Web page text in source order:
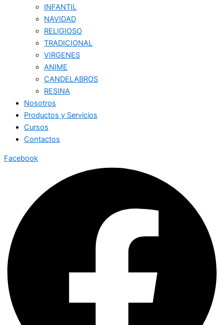
INFANTIL
NAVIDAD
RELIGIOSO
TRADICIONAL
VIRGENES
ANIME
CANDELABROS
RESINA
Nosotros
Productos y Servicios
Cursos
Contactos
Facebook